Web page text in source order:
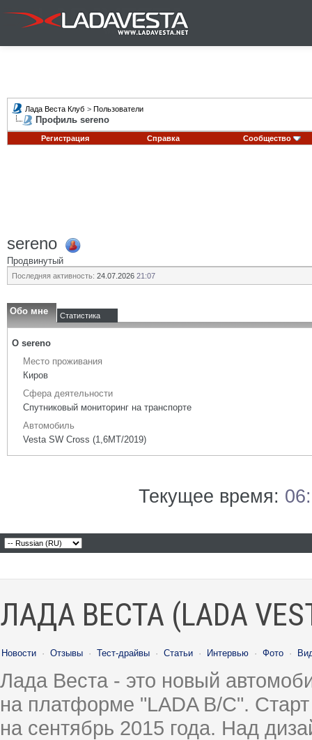
Лада Веста Клуб > Пользователи
Профиль sereno
Регистрация Справка Сообщество
sereno
Продвинутый
Последняя активность: 24.07.2026 21:07
Обо мне Статистика
О sereno
Место проживания
Киров
Сфера деятельности
Спутниковый мониторинг на транспорте
Автомобиль
Vesta SW Cross (1,6МТ/2019)
Текущее время:
ЛАДА ВЕСТА (LADA
Новости · Отзывы · Тест-драйвы · Статьи · Интервью · Фото ·
Лада Веста - это новый
на платформе "LADA B/C".
на сентябрь 2015 года. Над